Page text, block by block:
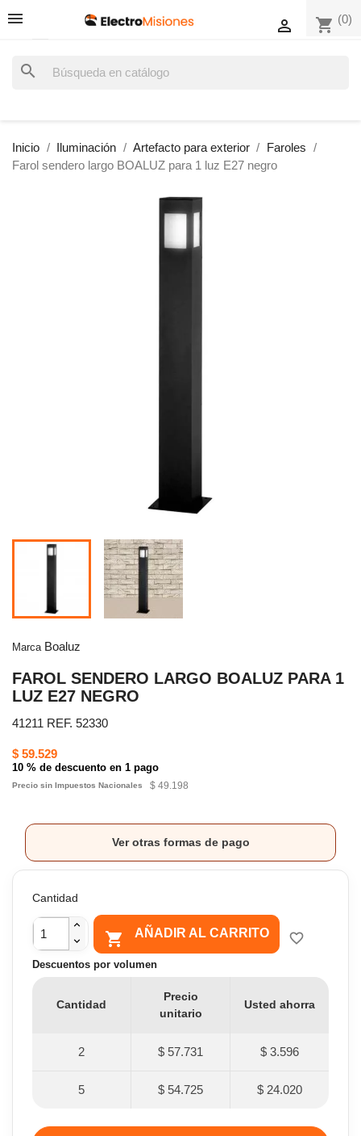
shopping_cart (0)

search
Inicio Iluminación Artefacto para exterior
Faroles
Farol sendero largo BOALUZ para 1 luz E27 negro
Marca Boaluz
FAROL SENDERO LARGO BOALUZ PARA 1
LUZ E27 NEGRO
41211 REF. 52330
$ 59.529
10 % de descuento en 1 pago
Precio sin Impuestos Nacionales $ 49.198
Ver otras formas de pago
Cantidad
 AÑADIR AL CARRITO favorite_border
Descuentos por volumen
Cantidad
Precio
unitario
Usted ahorra
2 $ 57.731 $ 3.596
5 $ 54.725 $ 24.020